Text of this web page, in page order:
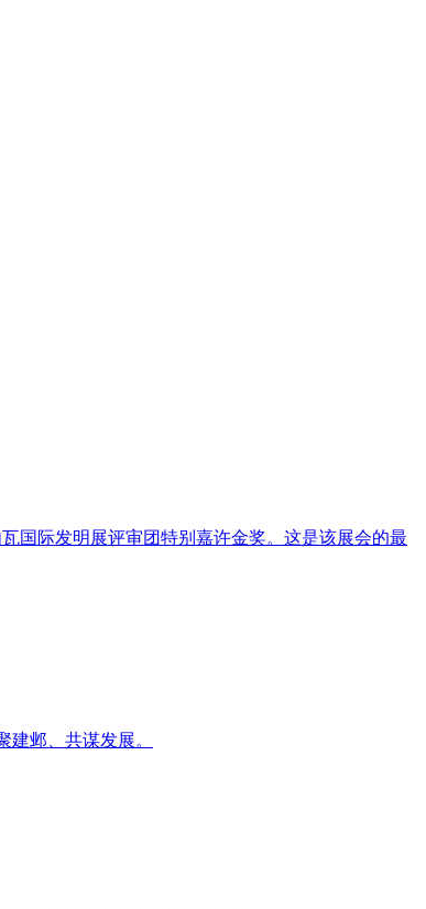
国际发明展评审团特别嘉许金奖。这是该展会的最
邺、共谋发展。